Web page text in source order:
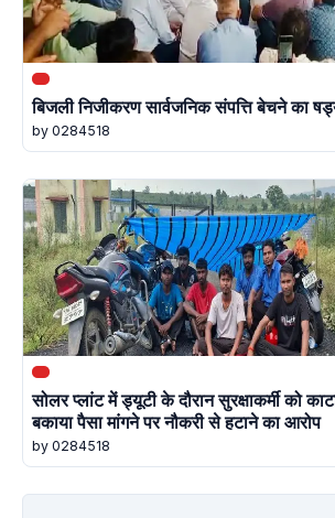
बिजली निजीकरण सार्वजनिक संपत्ति बेचने का
by 0284518
सोलर प्लांट में ड्यूटी के दौरान सुरक्षाकर्मी को
बकाया पैसा मांगने पर नौकरी से हटाने का आरोप
by 0284518